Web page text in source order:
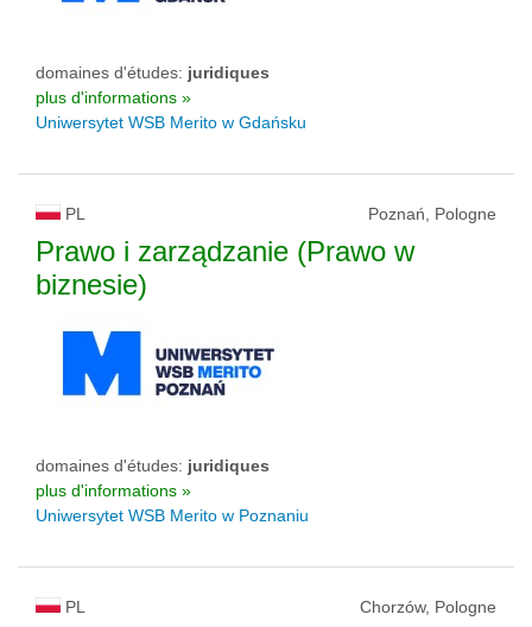
domaines d'études: juridiques
plus d'informations »
Uniwersytet WSB Merito w Gdańsku
PL Poznań, Pologne
Prawo i zarządzanie (Prawo w
biznesie)
domaines d'études: juridiques
plus d'informations »
Uniwersytet WSB Merito w Poznaniu
PL Chorzów, Pologne